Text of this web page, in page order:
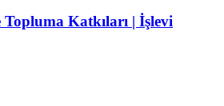
Topluma Katkıları | İşlevi